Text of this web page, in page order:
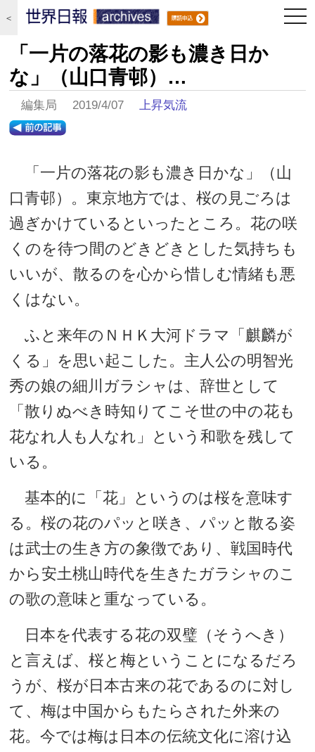
＜
「一片の落花の影も濃き日か
な」（山口青邨）…
編集局 2019/4/07上昇気流
「一片の落花の影も濃き日かな」（山
口青邨）。東京地方では、桜の見ごろは
過ぎかけているといったところ。花の咲
くのを待つ間のどきどきとした気持ちも
いいが、散るのを心から惜しむ情緒も悪
くはない。
ふと来年のＮＨＫ大河ドラマ「麒麟が
くる」を思い起こした。主人公の明智光
秀の娘の細川ガラシャは、辞世として
「散りぬべき時知りてこそ世の中の花も
花なれ人も人なれ」という和歌を残して
いる。
基本的に「花」というのは桜を意味す
る。桜の花のパッと咲き、パッと散る姿
は武士の生き方の象徴であり、戦国時代
から安土桃山時代を生きたガラシャのこ
の歌の意味と重なっている。
日本を代表する花の双璧（そうへき）
と言えば、桜と梅ということになるだろ
うが、桜が日本古来の花であるのに対し
て、梅は中国からもたらされた外来の
花。今では梅は日本の伝統文化に溶け込